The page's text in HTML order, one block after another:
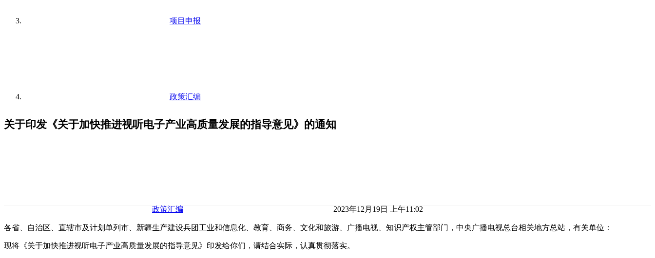
项目申报
政策汇编
关于印发《关于加快推进视听电子产业高质量发展的指导意见》的通知
政策汇编 2023年12月19日 上午11:02
各省、自治区、直辖市及计划单列市、新疆生产建设兵团工业和信息化、教育、商务、文化和旅游、广播电视、知识产权主管部门，中央广播电视总台相关地方总站，有关单位：
现将《关于加快推进视听电子产业高质量发展的指导意见》印发给你们，请结合实际，认真贯彻落实。